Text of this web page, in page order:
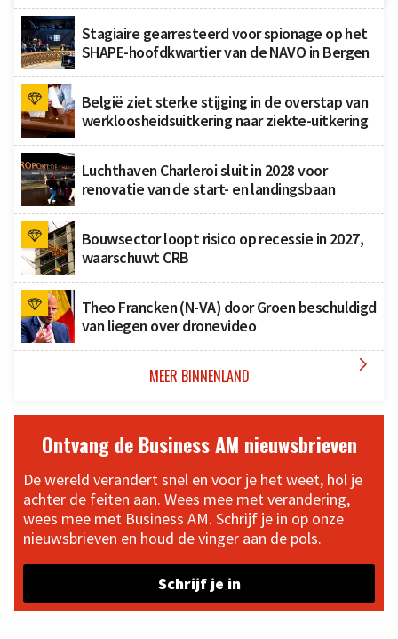
Stagiaire gearresteerd voor spionage op het
SHAPE-hoofdkwartier van de NAVO in Bergen
België ziet sterke stijging in de overstap van
werkloosheidsuitkering naar ziekte-uitkering
Luchthaven Charleroi sluit in 2028 voor
renovatie van de start- en landingsbaan
Bouwsector loopt risico op recessie in 2027,
waarschuwt CRB
Theo Francken (N-VA) door Groen beschuldigd
van liegen over dronevideo
MEER BINNENLAND 
Ontvang de Business AM nieuwsbrieven
De wereld verandert snel en voor je het weet, hol je
achter de feiten aan. Wees mee met verandering,
wees mee met Business AM. Schrijf je in op onze
nieuwsbrieven en houd de vinger aan de pols.
Schrijf je in